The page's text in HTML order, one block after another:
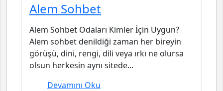
Alem Sohbet
Alem Sohbet Odaları Kimler İçin Uygun?
Alem sohbet denildiği zaman her bireyin
görüşü, dini, rengi, dili veya ırkı ne olursa
olsun herkesin aynı sitede...
Devamını Oku